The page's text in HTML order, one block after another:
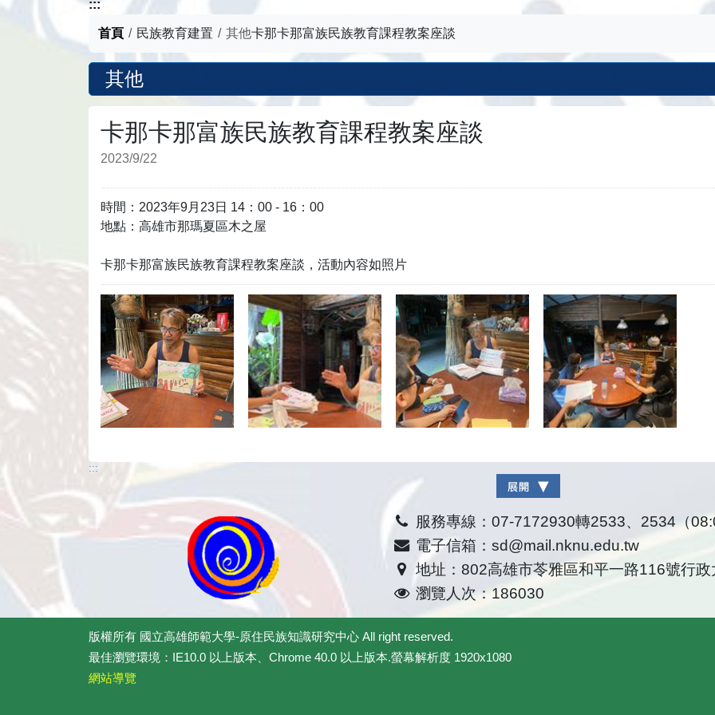
:::
首頁 民族教育建置 其他卡那卡那富族民族教育課程教案座談
其他
卡那卡那富族民族教育課程教案座談
2023/9/22
時間 ： 2023年9月23日 14：00 - 16：00
地點 ： 高雄市那瑪夏區木之屋
卡那卡那富族民族教育課程教案座談，活動內容如照片
:::
服務專線：07-7172930轉2533、2534（
電子信箱：sd@mail.nknu.edu.tw
地址：802高雄市苓雅區和平一路116號行政
瀏覽人次：186030
版權所有 國立高雄師範大學-原住民族知識研究中心 All right reserved.
最佳瀏覽環境：IE10.0 以上版本、Chrome 40.0 以上版本.螢幕解析度 1920x1080
網站導覽